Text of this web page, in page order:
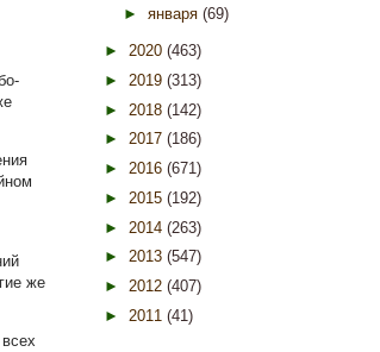
же
► января (69)
► 2020 (463)
► 2019 (313)
► 2018 (142)
► 2017 (186)
► 2016 (671)
► 2015 (192)
► 2014 (263)
► 2013 (547)
► 2012 (407)
► 2011 (41)